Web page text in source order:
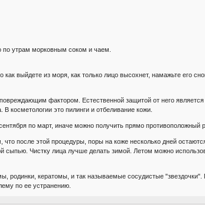
по утрам морковным соком и чаем.
выйдете из моря, как только лицо высохнет, намажьте его
фактором. Естественной защитой от него
косметологии это пилинги и отбеливание кожи.
по март, иначе можно получить прямо противоположный
что после этой процедуры, поры на коже несколько дней
сыпью. Чистку лица лучше делать зимой. Летом можно
родинки, кератомы, и так называемые сосудистые
по ее устранению.